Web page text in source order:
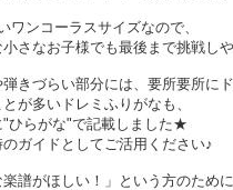
ワンコーラスサイズなので、
さなお子様でも最後まで挑戦しや
きづらい部分には、要所要所に
が多いドレミふりがなも、
"ひらがな"で記載しました★
ガイドとしてご活用ください♪
譜がほしい！」という方のために